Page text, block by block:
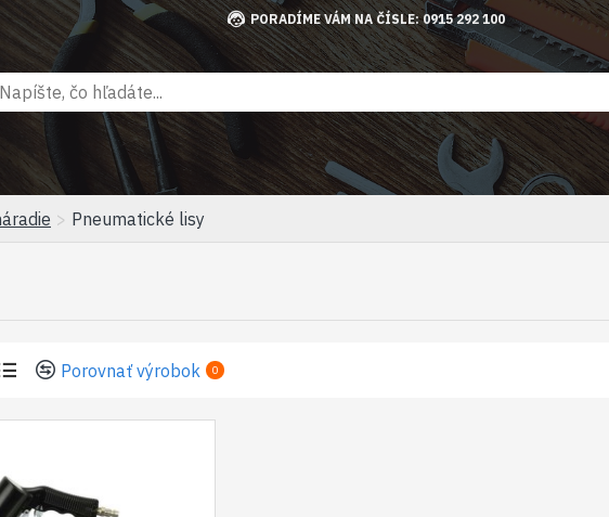
PORADÍME VÁM NA ČÍSLE: 0915 292 100
Pneumatické lisy
Porovnať výrobok 0